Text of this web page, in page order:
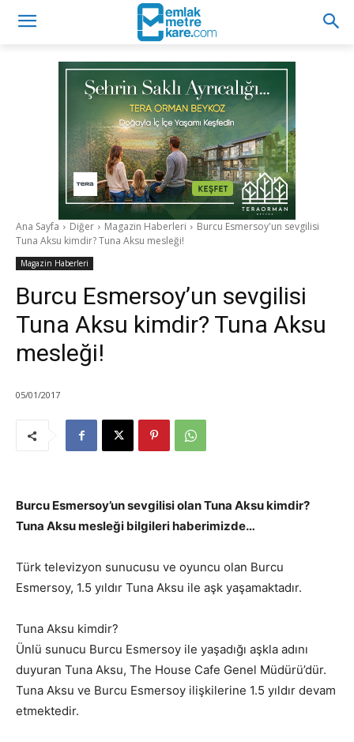
Ana Sayfa Diğer Magazin Haberleri
Burcu Esmersoy'un sevgilisi
Tuna Aksu kimdir? Tuna Aksu mesleği!
Magazin Haberleri
Burcu Esmersoy’un sevgilisi
Tuna Aksu kimdir? Tuna Aksu
mesleği!
05/01/2017
Burcu Esmersoy’un sevgilisi olan Tuna Aksu kimdir?
Tuna Aksu mesleği bilgileri haberimizde…
Türk televizyon sunucusu ve oyuncu olan Burcu
Esmersoy, 1.5 yıldır Tuna Aksu ile aşk yaşamaktadır.
Tuna Aksu kimdir?
Ünlü sunucu Burcu Esmersoy ile yaşadığı aşkla adını
duyuran Tuna Aksu, The House Cafe Genel Müdürü’dür.
Tuna Aksu ve Burcu Esmersoy ilişkilerine 1.5 yıldır devam
etmektedir.